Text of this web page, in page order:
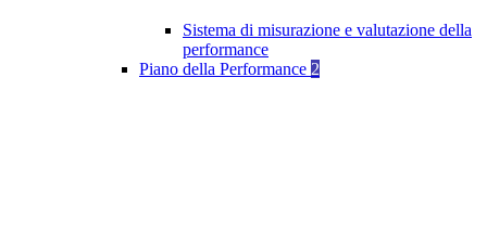
Sistema di misurazione e valutazione della
performance
Piano della Performance 2